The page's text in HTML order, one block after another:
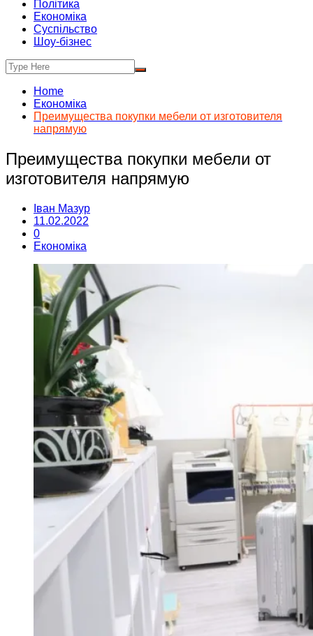
Політика
Економіка
Суспільство
Шоу-бізнес
Home
Економіка
Преимущества покупки мебели от изготовителя
напрямую
Преимущества покупки мебели от
изготовителя напрямую
Іван Мазур
11.02.2022
0
Економіка